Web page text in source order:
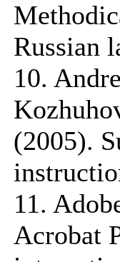
Russian
10.
(2005).
11.
Acrobat